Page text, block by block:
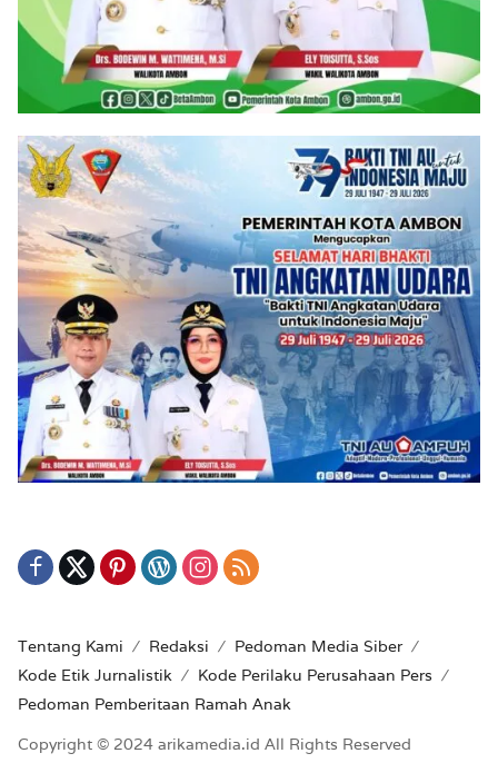
Tentang Kami Redaksi
Pedoman Media Siber
Kode Etik Jurnalistik
Kode Perilaku Perusahaan Pers
Pedoman Pemberitaan Ramah Anak
Copyright © 2024 arikamedia.id All Rights Reserved